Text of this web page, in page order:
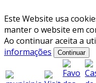
Este Website usa
manter o website em
Ao continuar aceita a
informações
Continuar